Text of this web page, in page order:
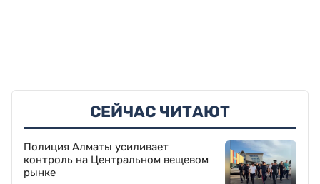
СЕЙЧАС ЧИТАЮТ
Полиция Алматы усиливает
контроль на Центральном вещевом
рынке